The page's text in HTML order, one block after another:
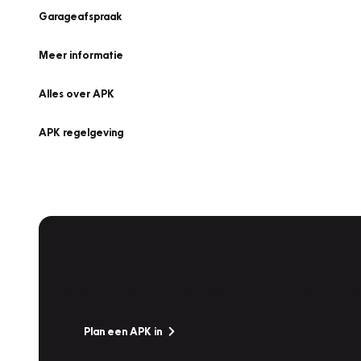
Garageafspraak
Meer informatie
Alles over APK
APK regelgeving
Plan een APK in